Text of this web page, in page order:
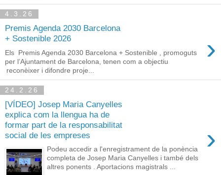
4.3.26
Premis Agenda 2030 Barcelona
+ Sostenible 2026
›
Els Premis Agenda 2030 Barcelona + Sostenible , promoguts
per l’Ajuntament de Barcelona, tenen com a objectiu
reconèixer i difondre proje...
24.2.26
[VÍDEO] Josep Maria Canyelles
explica com la llengua ha de
formar part de la responsabilitat
social de les empreses
›
Podeu accedir a l'enregistrament de la ponència
completa de Josep Maria Canyelles i també dels
altres ponents . Aportacions magistrals ...